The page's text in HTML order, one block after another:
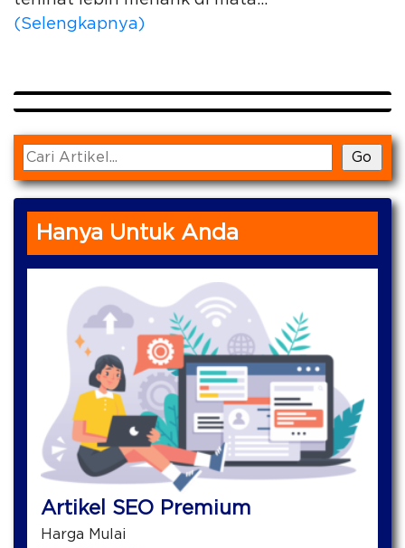
(Selengkapnya)
Hanya Untuk Anda
Artikel SEO Premium
Harga Mulai